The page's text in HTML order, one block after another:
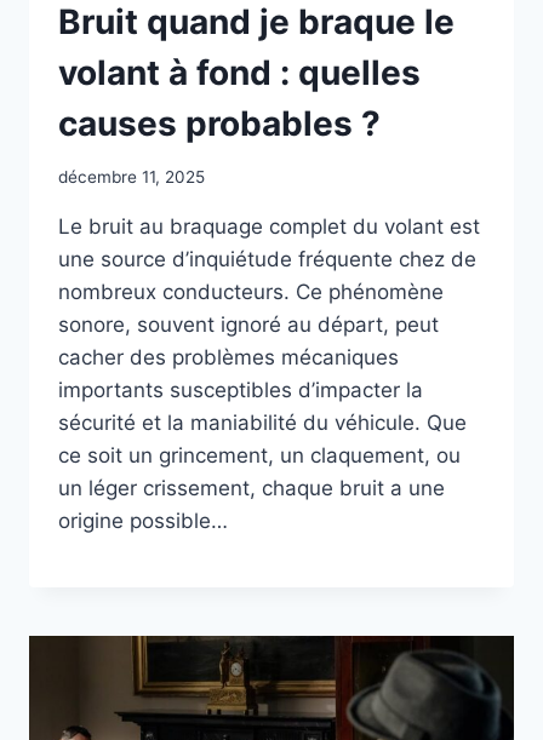
Bruit quand je braque le
volant à fond : quelles
causes probables ?
décembre 11, 2025
Le bruit au braquage complet du volant est
une source d’inquiétude fréquente chez de
nombreux conducteurs. Ce phénomène
sonore, souvent ignoré au départ, peut
cacher des problèmes mécaniques
importants susceptibles d’impacter la
sécurité et la maniabilité du véhicule. Que
ce soit un grincement, un claquement, ou
un léger crissement, chaque bruit a une
origine possible…